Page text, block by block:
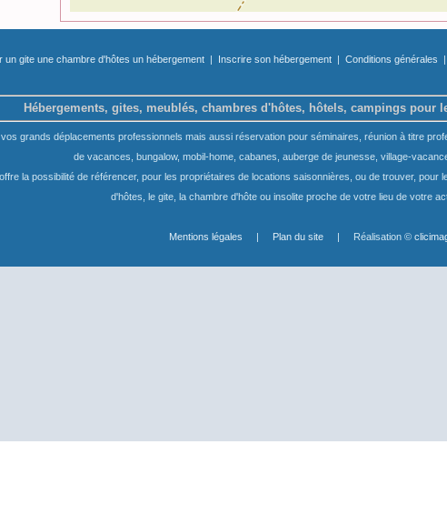
un gite une chambre d'hôtes un hébergement | Inscrire son hébergement | Conditions générales |
Hébergements, gites, meublés, chambres d'hôtes, hôtels, campings pour
grands déplacements professionnels mais aussi réservation pour séminaires, réunion à titre
de vacances, bungalow, mobil-home, cabanes, auberge de jeunesse, village-
la possibilité de référencer, pour les propriétaires de locations saisonnières, ou de trouver,
d'hôtes, le gite, la chambre d'hôte ou insolite proche de votre lieu de votre
Mentions légales | Plan du site | Réalisation ©